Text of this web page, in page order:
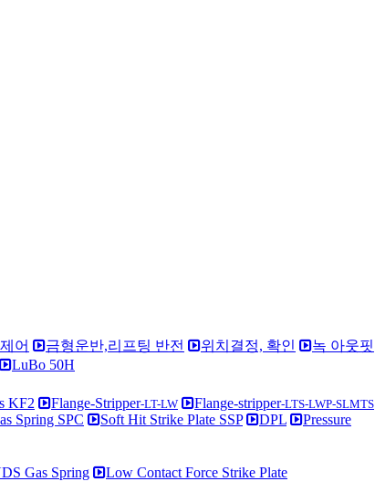
어 금형운반,리프팅 반전 위치결정, 확인
녹 아웃핏
LuBo 50H
KF2 Flange-Stripper-LT-LW Flange-stripper-LTS-LWP-SLMTS
Spring SPC Soft Hit Strike Plate SSP DPL
Pressure
Gas Spring Low Contact Force Strike Plate